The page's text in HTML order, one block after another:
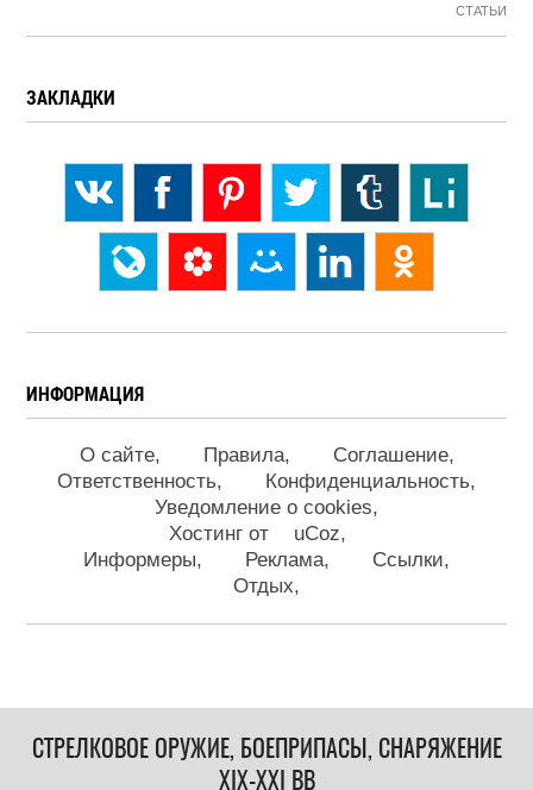
СТАТЬИ
ЗАКЛАДКИ
ИНФОРМАЦИЯ
О сайте Правила
Соглашение
Ответственность
Конфиденциальность
Уведомление о cookies
Хостинг от
uCoz
Информеры
Реклама
Ссылки
Отдых
СТРЕЛКОВОЕ ОРУЖИЕ, БОЕПРИПАСЫ, СНАРЯЖЕНИЕ
XIX-XXI ВВ